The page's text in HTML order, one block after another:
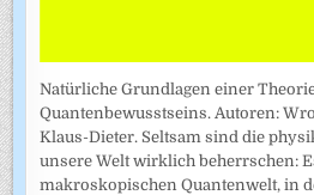
Natürliche Grundlagen einer
Quantenbewusstseins. Autoren:
Klaus-Dieter. Seltsam sind die
unsere Welt wirklich beherrschen:
makroskopischen Quantenwelt, in